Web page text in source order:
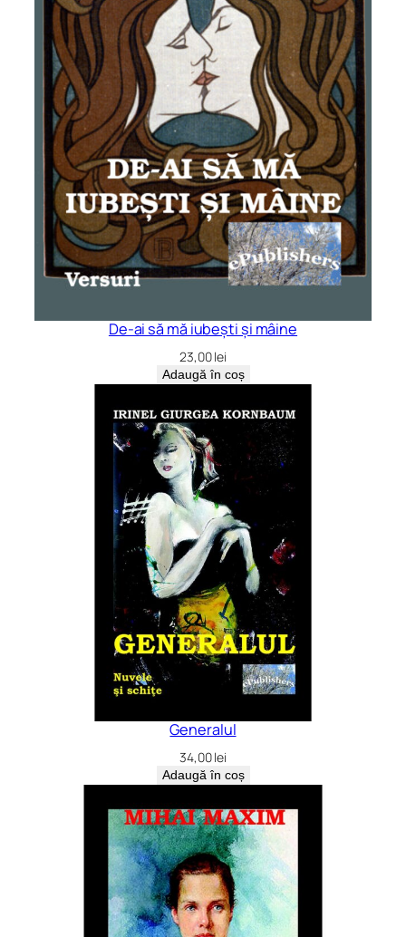
De-ai să mă iubești și mâine
23,00lei
Adaugă în coș
Generalul
34,00lei
Adaugă în coș